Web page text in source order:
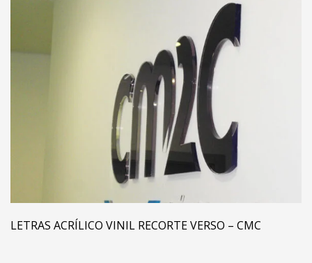
LETRAS ACRÍLICO VINIL RECORTE VERSO – CMC